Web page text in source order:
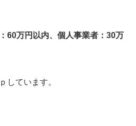
60万円以内、個人事業者：30万
しています。